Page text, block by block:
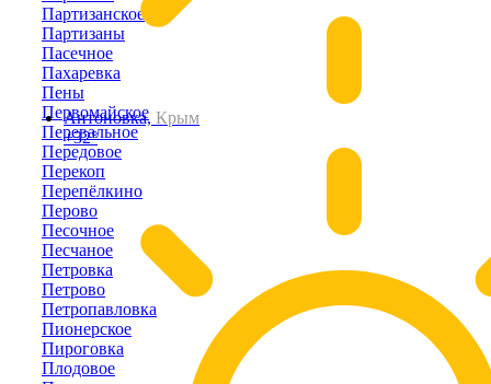
Антоновка, Крым
+32°
Партизанское
Партизаны
Пасечное
Пахаревка
Пены
Первомайское
Перевальное
Передовое
Перекоп
Перепёлкино
Перово
Песочное
Песчаное
Петровка
Петрово
Петропавловка
Пионерское
Пироговка
Плодовое